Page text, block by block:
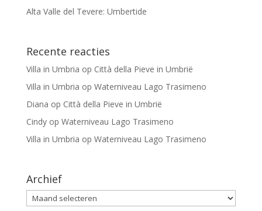
Alta Valle del Tevere: Umbertide
Recente reacties
Villa in Umbria op Città della Pieve in Umbrië
Villa in Umbria op Waterniveau Lago Trasimeno
Diana op Città della Pieve in Umbrië
Cindyop Waterniveau Lago Trasimeno
Villa in Umbria op Waterniveau Lago Trasimeno
Archief
Archief